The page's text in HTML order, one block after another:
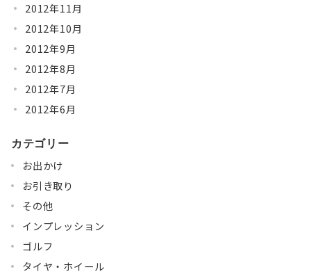
2012年11月
2012年10月
2012年9月
2012年8月
2012年7月
2012年6月
カテゴリー
お出かけ
お引き取り
その他
インプレッション
ゴルフ
タイヤ・ホイール